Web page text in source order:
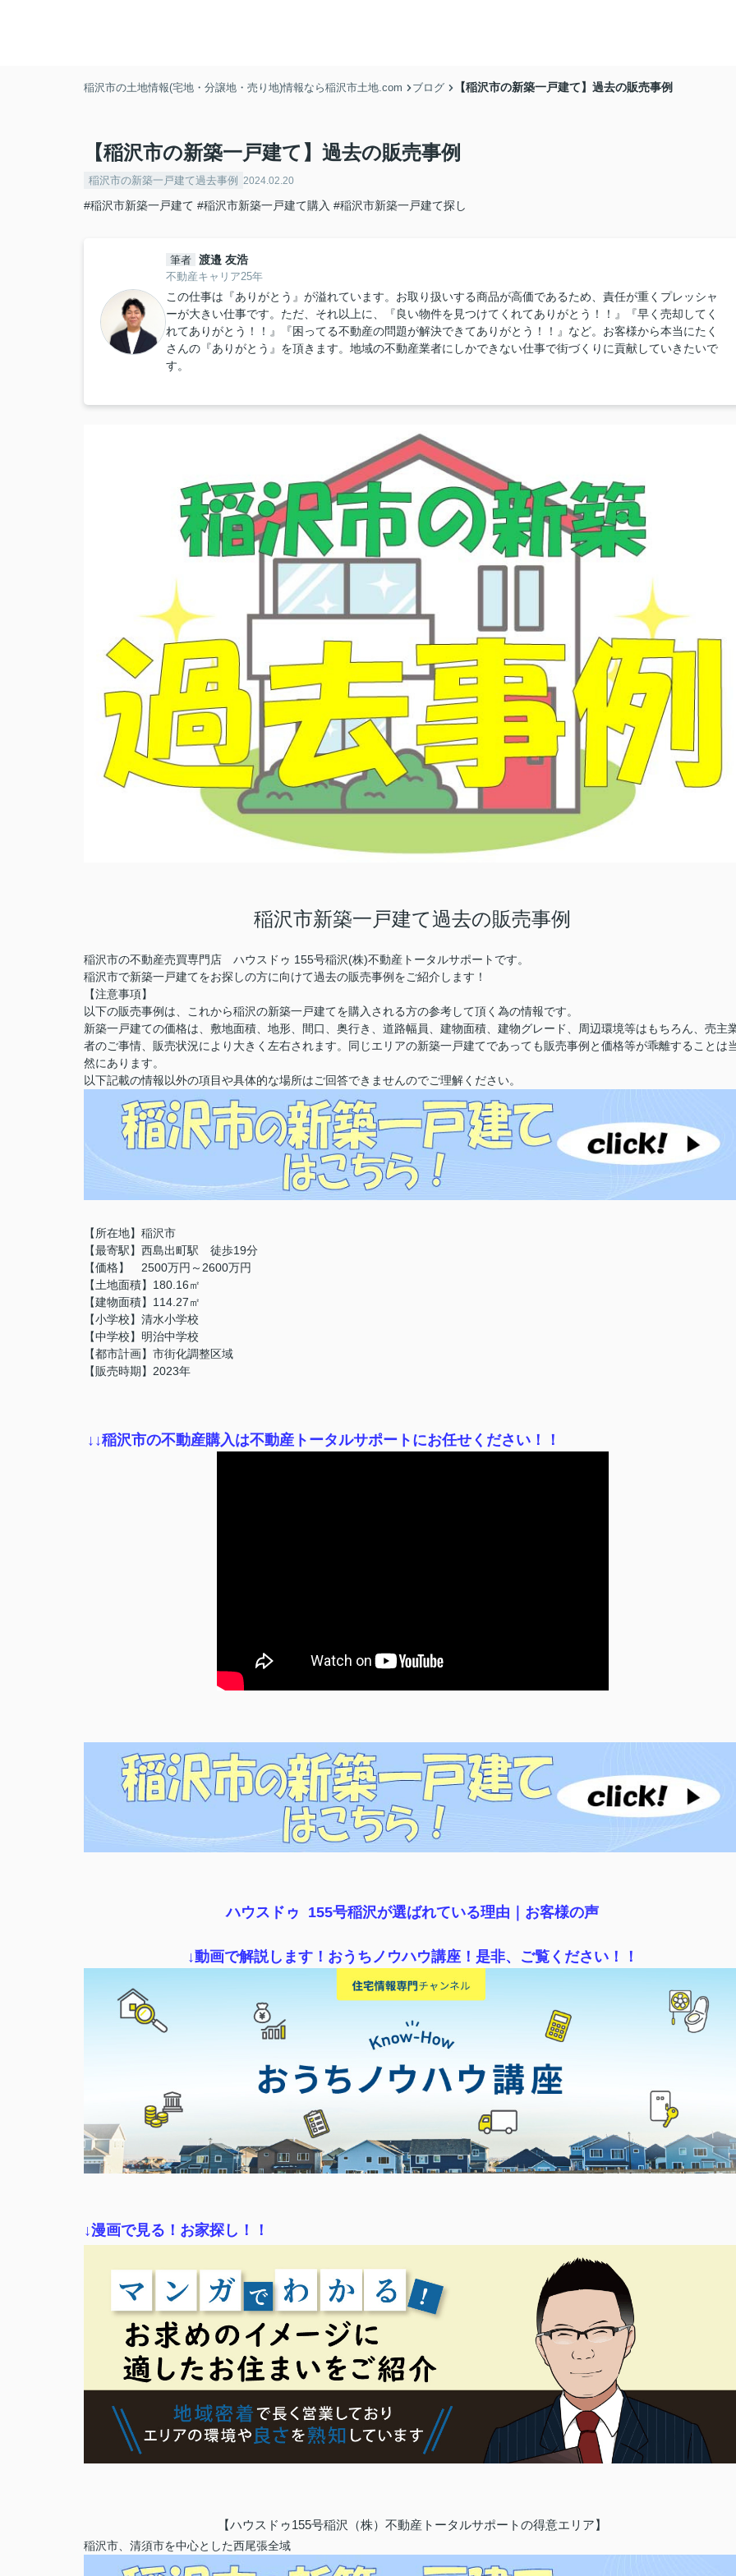
稲沢市の土地情報(宅地・分譲地・売り地)情報なら稲沢市土地.com ブログ 【稲沢市の新築一戸建て】過去の販売事例
【稲沢市の新築一戸建て】過去の販売事例
稲沢市の新築一戸建て過去事例 2024.02.20
#稲沢市新築一戸建て #稲沢市新築一戸建て購入 #稲沢市新築一戸建て探し
筆者 渡邉 友浩
不動産キャリア25年
この仕事は『ありがとう』が溢れています。お取り扱いする商品が高価であるため、責任が重くプレッシャ
ーが大きい仕事です。ただ、それ以上に、『良い物件を見つけてくれてありがとう！！』『早く売却してく
れてありがとう！！』『困ってる不動産の問題が解決できてありがとう！！』など。お客様から本当にたく
さんの『ありがとう』を頂きます。地域の不動産業者にしかできない仕事で街づくりに貢献していきたいで
す。
稲沢市新築一戸建て過去の販売事例
稲沢市の不動産売買専門店 ハウスドゥ 155号稲沢(株)不動産トータルサポートです。
稲沢市で新築一戸建てをお探しの方に向けて過去の販売事例をご紹介します！
【注意事項】
以下の販売事例は、これから稲沢の新築一戸建てを購入される方の参考して頂く為の情報です。
新築一戸建ての価格は、敷地面積、地形、間口、奥行き、道路幅員、建物面積、建物グレード、周辺環境等はもちろん、売主
者のご事情、販売状況により大きく左右されます。同じエリアの新築一戸建てであっても販売事例と価格等が乖離することは
然にあります。
以下記載の情報以外の項目や具体的な場所はご回答できませんのでご理解ください。
【所在地】稲沢市
【最寄駅】西島出町駅 徒歩19分
【価格】 2500万円～2600万円
【土地面積】180.16㎡
【建物面積】114.27㎡
【小学校】清水小学校
【中学校】明治中学校
【都市計画】市街化調整区域
【販売時期】2023年
↓ ↓稲沢市の不動産購入は不動産トータルサポートにお任せください！！
ハウスドゥ 155号稲沢が選ばれている理由｜ お客様の声
↓動画で解説します！おうちノウハウ講座！是非、ご覧ください！！
↓漫画で見る！お家探し！！
【ハウスドゥ155号稲沢（株）不動産トータルサポートの得意エリア】
稲沢市、清須市を中心とした西尾張全域